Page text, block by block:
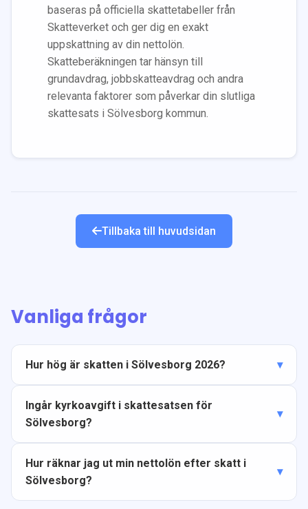
baseras på officiella skattetabeller från
Skatteverket och ger dig en exakt
uppskattning av din nettolön.
Skatteberäkningen tar hänsyn till
grundavdrag, jobbskatteavdrag och andra
relevanta faktorer som påverkar din slutliga
skattesats i Sölvesborg kommun.
Tillbaka till huvudsidan
Vanliga frågor
Hur hög är skatten i Sölvesborg 2026?
Ingår kyrkoavgift i skattesatsen för
Sölvesborg?
Hur räknar jag ut min nettolön efter skatt i
Sölvesborg?